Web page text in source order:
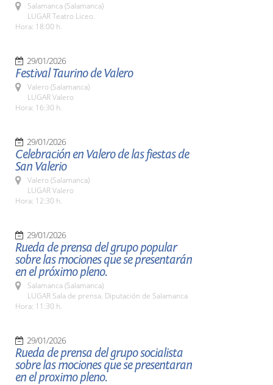
Salamanca (Salamanca)
LUGAR Teatro Liceo.
Hora: 18:00 h.
29/01/2026
Festival Taurino de Valero
Valero (Salamanca)
LUGAR Valero
Hora: 16:30 h.
29/01/2026
Celebración en Valero de las fiestas de
San Valerio
Valero (Salamanca)
LUGAR Valero
Hora: 12:30 h.
29/01/2026
Rueda de prensa del grupo popular
sobre las mociones que se presentarán
en el próximo pleno.
Salamanca (Salamanca)
LUGAR Sala de prensa. Diputación de Salamanca
Hora: 11:30 h.
29/01/2026
Rueda de prensa del grupo socialista
sobre las mociones que se presentaran
en el proximo pleno.